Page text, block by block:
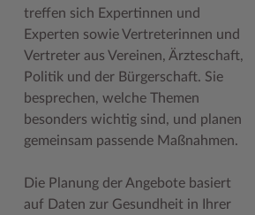
treffen sich Expertinnen und
Experten sowie Vertreterinnen und
Vertreter aus Vereinen, Ärzteschaft,
Politik und der Bürgerschaft. Sie
besprechen, welche Themen
besonders wichtig sind, und planen
gemeinsam passende Maßnahmen.
Die Planung der Angebote basiert
auf Daten zur Gesundheit in Ihrer